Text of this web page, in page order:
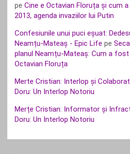
pe Cine e Octavian Floruța și cum
2013, agenda invaziilor lui Putin
Confesiunile unui puci eșuat:
Neamțu-Mateaș - Epic Life pe
planul Neamțu-Mateaș: Cum a
Octavian Floruța
Merte Cristian: Interlop și
Doru: Un Interlop Notoriu
Merțe Cristian: Informator și
Doru: Un Interlop Notoriu